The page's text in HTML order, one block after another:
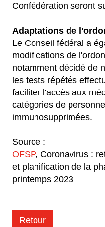
Confédération seront
Adaptations de
Le Conseil fédéral a
modifications de
notamment décidé de
les tests répétés
faciliter l'accès aux
catégories de
immunosupprimées.
Source :
OFSP, Coronavirus :
et planification de la
printemps 2023
Retour